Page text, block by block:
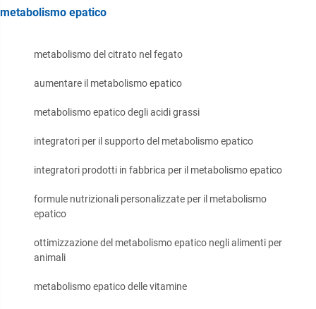
metabolismo epatico
metabolismo del citrato nel fegato
aumentare il metabolismo epatico
metabolismo epatico degli acidi grassi
integratori per il supporto del metabolismo epatico
integratori prodotti in fabbrica per il metabolismo epatico
formule nutrizionali personalizzate per il metabolismo
epatico
ottimizzazione del metabolismo epatico negli alimenti per
animali
metabolismo epatico delle vitamine